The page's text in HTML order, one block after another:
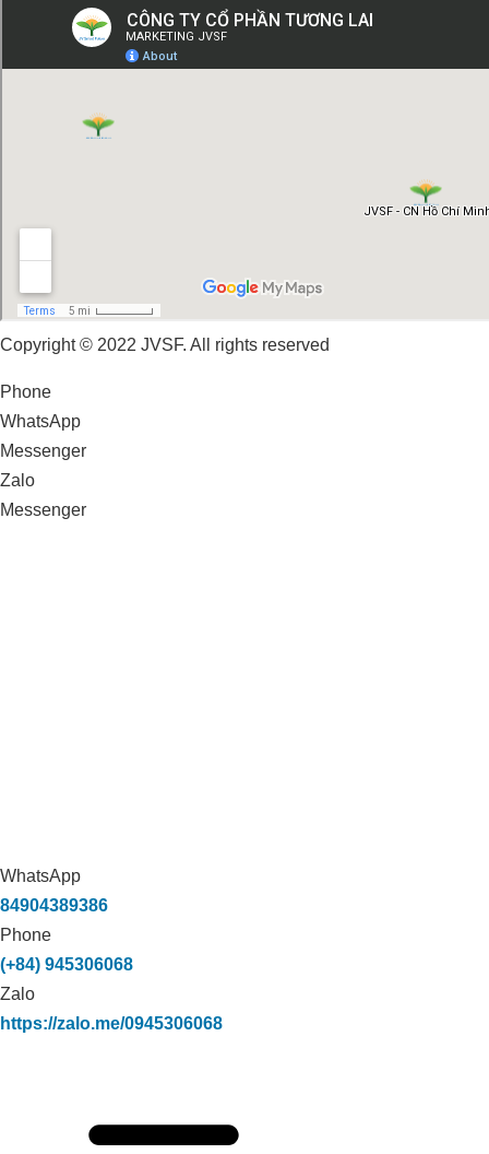
Copyright © 2022 JVSF. All rights reserved
Phone
WhatsApp
Messenger
Zalo
Messenger
WhatsApp
84904389386
Phone
(+84) 945306068
Zalo
https://zalo.me/0945306068